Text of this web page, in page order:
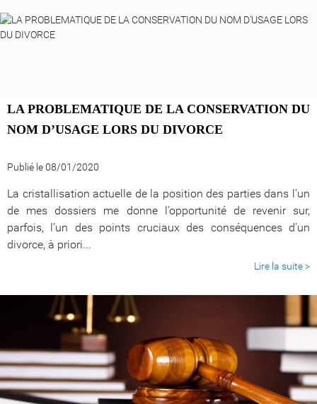
LA PROBLEMATIQUE DE LA CONSERVATION DU
NOM D’USAGE LORS DU DIVORCE
Publié le 08/01/2020
La cristallisation actuelle de la position des parties dans l’un
de mes dossiers me donne l’opportunité de revenir sur,
parfois, l’un des points cruciaux des conséquences d’un
divorce, à priori...
Lire la suite >